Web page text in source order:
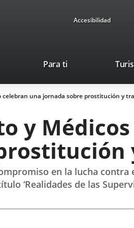
Accesibilidad
Para ti
una jornada sobre prostitución y
y
en la lucha
‘Realidades de las